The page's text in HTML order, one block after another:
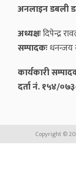
अनलाइन डबली
अध्यक्षःदिपेन्द्र
सम्पादकःधनन्‍जय
कार्यकारी
दर्ता नं. १५४/
Copyright ©